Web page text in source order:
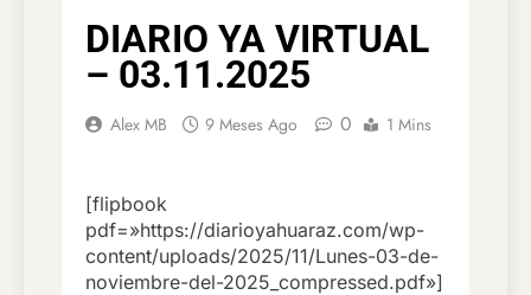
DIARIO YA VIRTUAL
– 03.11.2025
Alex MB 9 Meses Ago 0 1 Mins
[flipbook
pdf=»https://diarioyahuaraz.com/wp-
content/uploads/2025/11/Lunes-03-de-
noviembre-del-2025_compressed.pdf»]